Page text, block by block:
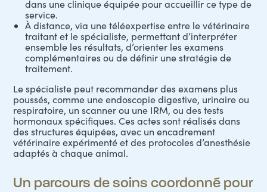
dans une clinique équipée pour accueillir ce type de
service.
À distance, via une téléexpertise entre le vétérinaire
traitant et le spécialiste, permettant d’interpréter
ensemble les résultats, d’orienter les examens
complémentaires ou de définir une stratégie de
traitement.
Le spécialiste peut recommander des examens plus
poussés, comme une endoscopie digestive, urinaire ou
respiratoire, un scanner ou une IRM, ou des tests
hormonaux spécifiques. Ces actes sont réalisés dans
des structures équipées, avec un encadrement
vétérinaire expérimenté et des protocoles d’anesthésie
adaptés à chaque animal.
Un parcours de soins coordonné pour